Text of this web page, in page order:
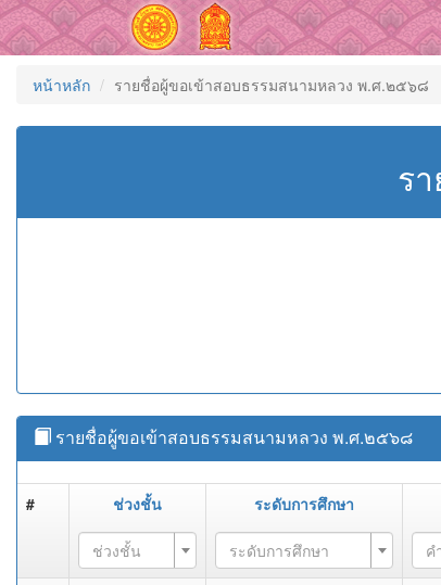
หน้าหลัก รายชื่อผู้ขอเข้าสอบธรรมสนามหลวง พ.ศ.๒๕๖๘
ร
รายชื่อผู้ขอเข้าสอบธรรมสนามหลวง พ.ศ.๒๕๖๘
# ช่วงชั้น ระดับการศึกษา
ช่วงชั้น ระดับการศึกษา ค